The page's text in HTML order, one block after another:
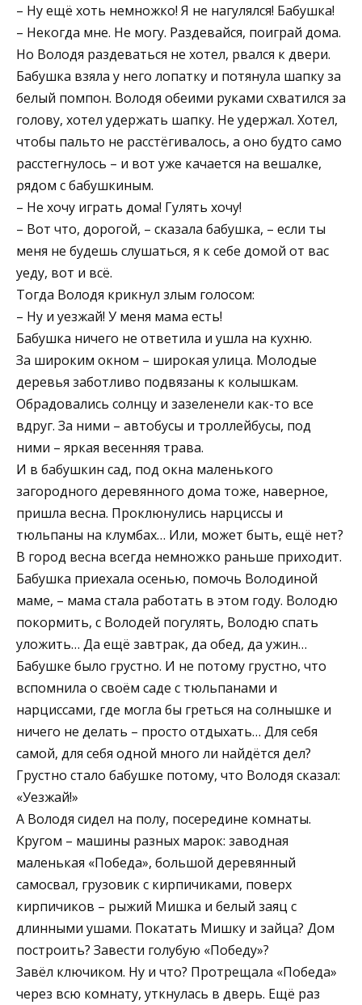
– Ну ещё хоть немножко! Я не нагулялся! Бабушка!
– Некогда мне. Не могу. Раздевайся, поиграй дома.
Но Володя раздеваться не хотел, рвался к двери.
Бабушка взяла у него лопатку и потянула шапку за
белый помпон. Володя обеими руками схватился за
голову, хотел удержать шапку. Не удержал. Хотел,
чтобы пальто не расстёгивалось, а оно будто само
расстегнулось – и вот уже качается на вешалке,
рядом с бабушкиным.
– Не хочу играть дома! Гулять хочу!
– Вот что, дорогой, – сказала бабушка, – если ты
меня не будешь слушаться, я к себе домой от вас
уеду, вот и всё.
Тогда Володя крикнул злым голосом:
– Ну и уезжай! У меня мама есть!
Бабушка ничего не ответила и ушла на кухню.
За широким окном – широкая улица. Молодые
деревья заботливо подвязаны к колышкам.
Обрадовались солнцу и зазеленели как-то все
вдруг. За ними – автобусы и троллейбусы, под
ними – яркая весенняя трава.
И в бабушкин сад, под окна маленького
загородного деревянного дома тоже, наверное,
пришла весна. Проклюнулись нарциссы и
тюльпаны на клумбах… Или, может быть, ещё нет?
В город весна всегда немножко раньше приходит.
Бабушка приехала осенью, помочь Володиной
маме, – мама стала работать в этом году. Володю
покормить, с Володей погулять, Володю спать
уложить… Да ещё завтрак, да обед, да ужин…
Бабушке было грустно. И не потому грустно, что
вспомнила о своём саде с тюльпанами и
нарциссами, где могла бы греться на солнышке и
ничего не делать – просто отдыхать… Для себя
самой, для себя одной много ли найдётся дел?
Грустно стало бабушке потому, что Володя сказал:
«Уезжай!»
А Володя сидел на полу, посередине комнаты.
Кругом – машины разных марок: заводная
маленькая «Победа», большой деревянный
самосвал, грузовик с кирпичиками, поверх
кирпичиков – рыжий Мишка и белый заяц с
длинными ушами. Покатать Мишку и зайца? Дом
построить? Завести голубую «Победу»?
Завёл ключиком. Ну и что? Протрещала «Победа»
через всю комнату, уткнулась в дверь. Ещё раз